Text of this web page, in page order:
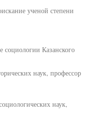
ученой степени
социологии Казанского
наук, профессор
наук,